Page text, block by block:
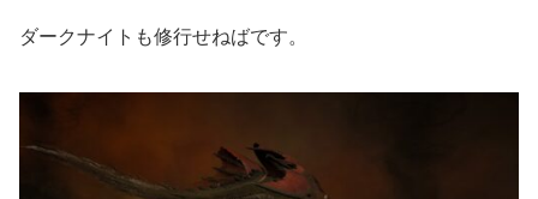
ダークナイトも修行せねばです。